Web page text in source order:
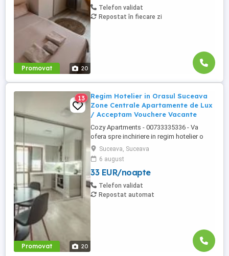
Promovat 20
McDonald's. Bulevardul 1 Mai Obcini
Zamca Burdujeni Ipotesti Pentru ...
Telefon validat
Repostat în fiecare zi
Promovat 20
13
Regim Hotelier in Orasul Suceava
Zone Centrale Apartamente de Lux
/ Acceptam Vouchere Vacante
Cozy Apartments - 00733335336 - Va
ofera spre inchiriere in regim hotelier o
gama variata de apartamente si
garsoniere situate in puncte cheie ale
orasului Suceava: Bulevardul George
Enescu. Kaufland George Enescu In
centrul Orasului pe Esplanada langa
McDonald's. Zamca Bulevardul 1 Mai
Obcini ...
Suceava, Suceava
6 august
33 EUR/noapte
Telefon validat
Repostat automat